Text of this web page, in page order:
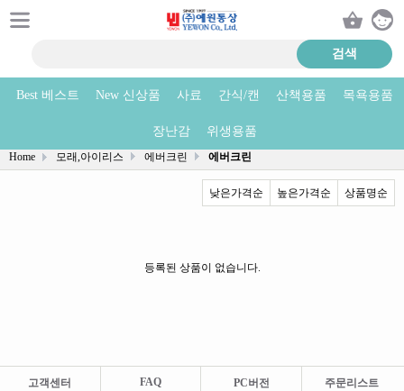
Best 베스트 New 신상품 사료 간식/캔 산책용품 목욕용품
장난감 위생용품
Home 모래,아이리스 에버크린 에버크린
낮은가격순 높은가격순 상품명순
등록된 상품이 없습니다.
고객센터 FAQ PC버전 주문리스트